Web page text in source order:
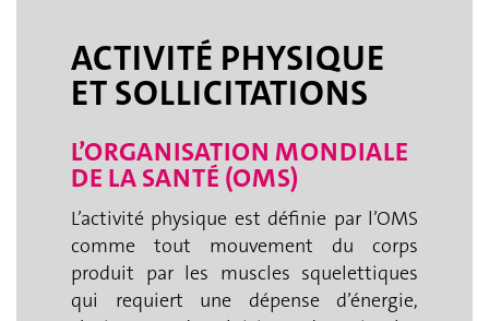
ACTIVITÉ PHYSIQUE
ET SOLLICITATIONS
L’ORGANISATION MONDIALE
DE LA SANTÉ (OMS)
L’activité physique est définie par l’OMS
comme tout mouvement du corps
produit par les muscles squelettiques
qui requiert une dépense d’énergie,